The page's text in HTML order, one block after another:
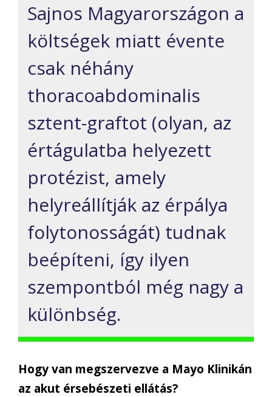
Sajnos Magyarországon a
költségek miatt évente
csak néhány
thoracoabdominalis
sztent-graftot (olyan, az
értágulatba helyezett
protézist, amely
helyreállítják az érpálya
folytonosságát) tudnak
beépíteni, így ilyen
szempontból még nagy a
különbség.
Hogy van megszervezve a Mayo Klinikán
az akut érsebészeti ellátás?